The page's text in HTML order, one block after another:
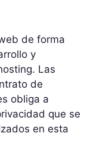
de forma
y
Las
de
obliga a
que se
en esta